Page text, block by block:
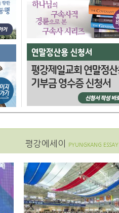
평강에세이 PYUNGKANG ESSAY